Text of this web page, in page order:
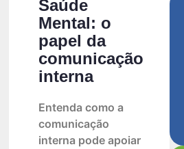
Saúde
Mental: o
papel da
comunicação
interna
Entenda como a
comunicação
interna pode apoiar